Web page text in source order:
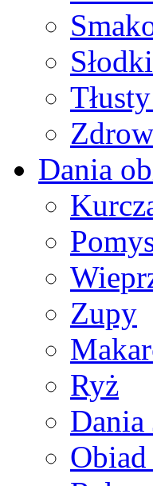
Dania
Zupy
Ryż
Dania
Obiad